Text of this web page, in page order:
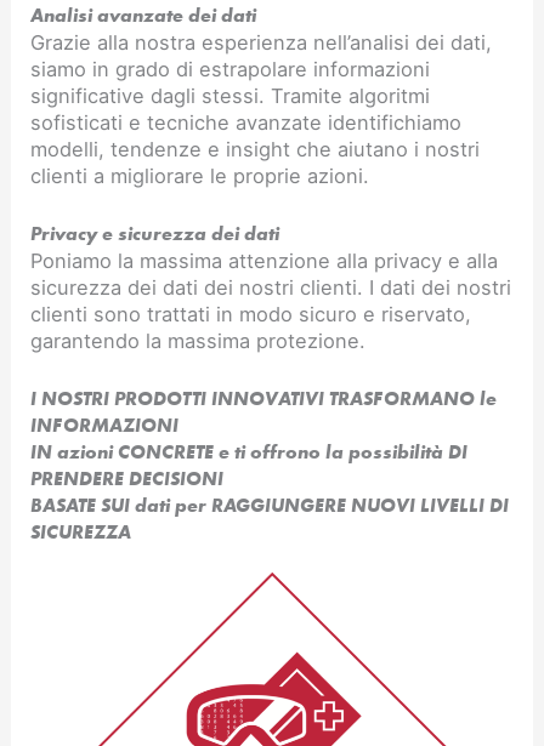
Analisi avanzate dei dati
Grazie alla nostra esperienza nell’analisi dei dati,
siamo in grado di estrapolare informazioni
significative dagli stessi. Tramite algoritmi
sofisticati e tecniche avanzate identifichiamo
modelli, tendenze e insight che aiutano i nostri
clienti a migliorare le proprie azioni.
Privacy e sicurezza dei dati
Poniamo la massima attenzione alla privacy e alla
sicurezza dei dati dei nostri clienti. I dati dei nostri
clienti sono trattati in modo sicuro e riservato,
garantendo la massima protezione.
I NOSTRI PRODOTTI INNOVATIVI TRASFORMANO le
INFORMAZIONI
IN azioni CONCRETE e ti offrono la possibilità DI
PRENDERE DECISIONI
BASATE SUI dati per RAGGIUNGERE NUOVI LIVELLI DI
SICUREZZA